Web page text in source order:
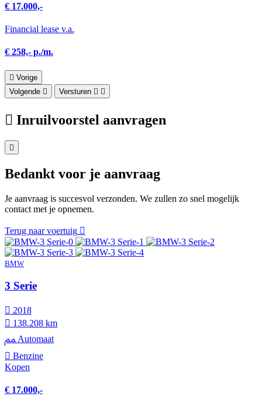
€ 17.000,-
Financial lease v.a.
€ 258,- p./m.
Vorige
Volgende
Versturen
Inruilvoorstel aanvragen
Bedankt voor je aanvraag
Je aanvraag is succesvol verzonden. We zullen zo snel mogelijk
contact met je opnemen.
Terug naar voertuig
BMW
3 Serie
2018
138.208 km
Automaat
Benzine
Kopen
€ 17.000,-